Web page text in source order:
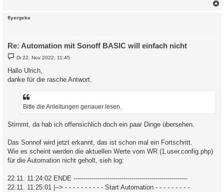
flyergeke
Re: Automation mit Sonoff BASIC will einfach nicht
B
e
i
t
r
Di 22. Nov 2022, 11:45
Hallo Ulrich,
danke für die rasche Antwort.
Bitte die Anleitungen genauer lesen.
Stimmt, da hab ich offensichlich doch ein paar Dinge übersehen.
Das Sonnof wird jetzt erkannt, das ist schon mal ein Fortschritt.
Wie es scheint werden die aktuellen Werte vom WR (1.user.config.php)
für die Automation nicht geholt, sieh log:
22.11. 11:24:02 ENDE ---------------------------------------------------------
22.11. 11:25:01 |--> - - - - - - - - - - Start Automation - - - - - - - - -